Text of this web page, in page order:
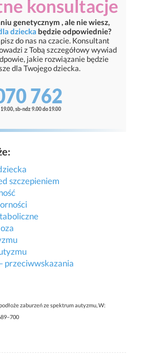
konsultacje
genetycznym , ale nie wiesz,
dziecka będzie odpowiednie?
do nas na czacie. Konsultant
z Tobą szczegółowy wywiad
jakie rozwiązanie będzie
dla Twojego dziecka.
szczepieniem
przeciwwskazania
zaburzeń ze spektrum autyzmu, W: